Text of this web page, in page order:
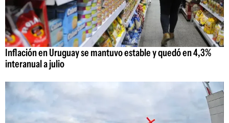
Inflación en Uruguay se mantuvo estable y quedó en 4,3%
interanual a julio